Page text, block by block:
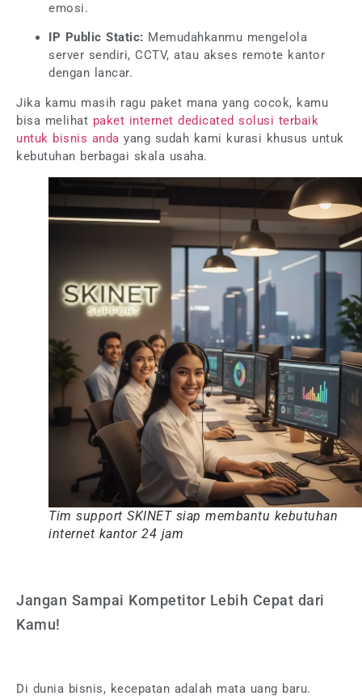
emosi.
IP Public Static: Memudahkanmu mengelola
server sendiri, CCTV, atau akses remote kantor
dengan lancar.
Jika kamu masih ragu paket mana yang cocok, kamu
bisa melihat paket internet dedicated solusi terbaik
untuk bisnis anda yang sudah kami kurasi khusus untuk
kebutuhan berbagai skala usaha.
Tim support SKINET siap membantu kebutuhan
internet kantor 24 jam
Jangan Sampai Kompetitor Lebih Cepat dari
Kamu!
Di dunia bisnis, kecepatan adalah mata uang baru.